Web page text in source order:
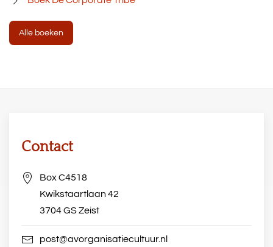
Alle boeken
Contact
Box C4518
Kwikstaartlaan 42
3704 GS Zeist
post@avorganisatiecultuur.nl